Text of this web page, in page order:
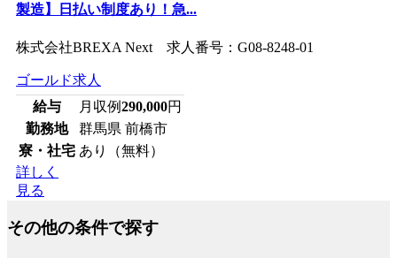
製造】日払い制度あり！急...
株式会社BREXA Next 求人番号：G08-8248-01
ゴールド求人
給与
月収例290,000円
勤務地
群馬県 前橋市
寮・社宅 あり（無料）
詳しく
見る
その他の条件で探す